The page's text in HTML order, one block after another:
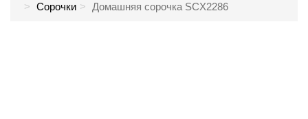
Сорочки
Домашняя сорочка SCX2286